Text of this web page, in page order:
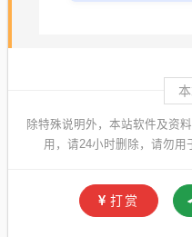
除特殊说明外，本站软件及资
用，请24小时删除，请勿用
打赏